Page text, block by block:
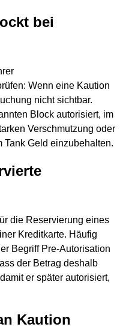
bei
Wenn eine Kaution
nicht sichtbar.
Block autorisiert, im
Verschmutzung oder
Tank Geld einzubehalten.
die Reservierung eines
Kreditkarte. Häufig
Begriff Pre-Autorisation
der Betrag deshalb
er später autorisiert,
Kaution